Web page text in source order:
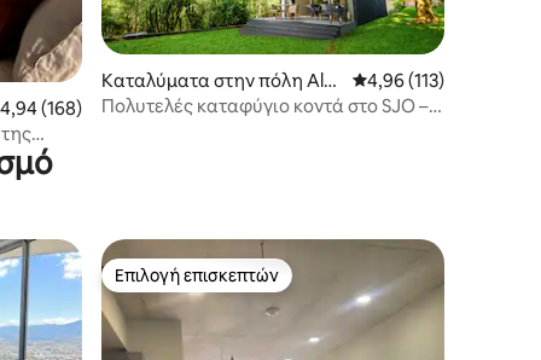
βαθμολογία: 4,94 στα 5, 168 κριτικές
4,94 (168)
Καταλύματα στην πόλη Alaj
uela
Μέση βαθμολογία:
4,96 (113)
Πολυτελές καταφύγιο κοντά στο SJO –
Επιλογή επισκεπτών
Επιλογή επισκεπτών